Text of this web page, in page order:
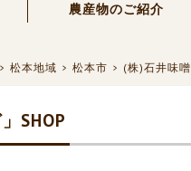
農産物のご紹介
松本地域 松本市 (株)石井味噌
SHOP